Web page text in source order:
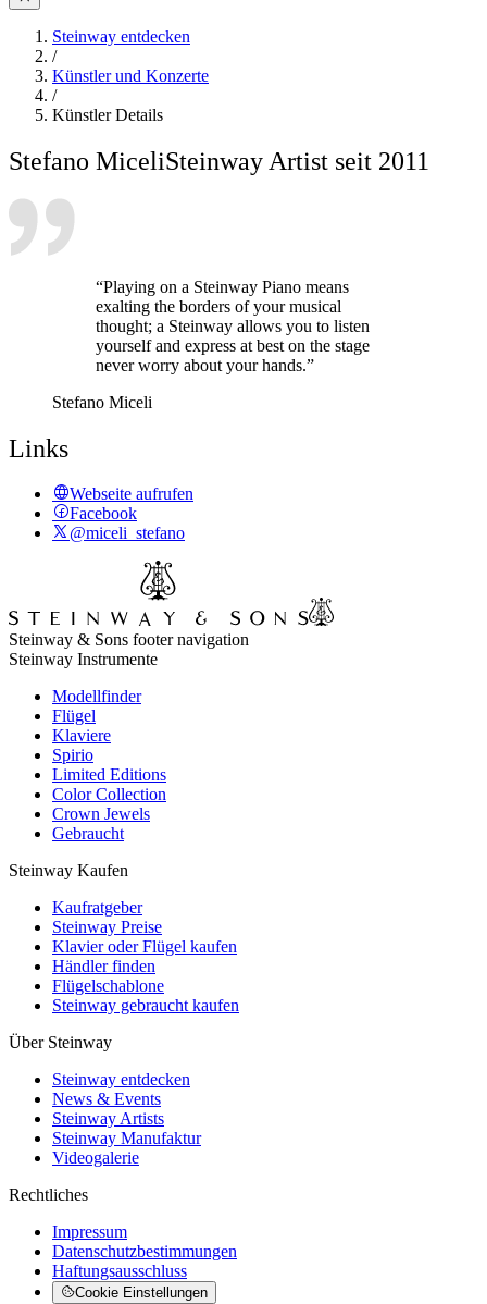
Steinway entdecken
/
Künstler und Konzerte
/
Künstler Details
Stefano MiceliSteinway Artist seit 2011
“Playing on a Steinway Piano means
exalting the borders of your musical
thought; a Steinway allows you to listen
yourself and express at best on the stage
never worry about your hands.”
Stefano Miceli
Links
Webseite aufrufen
Facebook
@miceli_stefano
Steinway & Sons footer navigation
Steinway Instrumente
Modellfinder
Flügel
Klaviere
Spirio
Limited Editions
Color Collection
Crown Jewels
Gebraucht
Steinway Kaufen
Kaufratgeber
Steinway Preise
Klavier oder Flügel kaufen
Händler finden
Flügelschablone
Steinway gebraucht kaufen
Über Steinway
Steinway entdecken
News & Events
Steinway Artists
Steinway Manufaktur
Videogalerie
Rechtliches
Impressum
Datenschutzbestimmungen
Haftungsausschluss
Cookie Einstellungen